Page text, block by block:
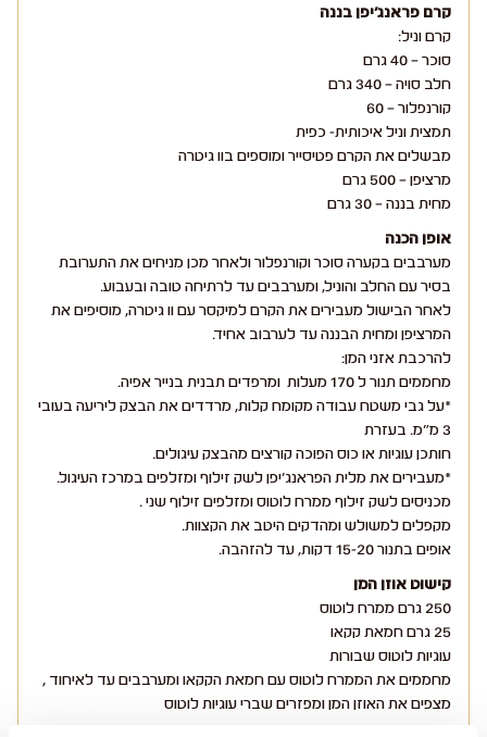
קרם פראנג'יפן בננה
קרם וניל:
סוכר – 40 גרם
חלב סויה – 340 גרם
קורנפלור – 60
תמצית וניל איכותית- כפית
מבשלים את הקרם פטיסייר ומוספים בוו גיטרה
מרציפן – 500 גרם
מחית בננה – 30 גרם
אופן הכנה
מערבבים בקערה סוכר וקורנפלור ולאחר מכן מניחים את התערובת
בסיר עם החלב והוניל, ומערבבים עד לרתיחה טובה ובעבוע.
לאחר הבישול מעבירים את הקרם למיקסר עם וו גיטרה, מוסיפים את
המרציפן ומחית הבננה עד לערבוב אחיד.
להרכבת אזני המן:
מחממים תנור ל 170 מעלות ומרפדים תבנית בנייר אפיה.
*על גבי משטח עבודה מקומח קלות, מרדדים את הבצק ליריעה בעובי
3 מ״מ. בעזרת
חותכן עוגיות או כוס הפוכה קורצים מהבצק עיגולים.
*מעבירים את מלית הפראנג'יפן לשק זילוף ומזלפים במרכז העיגול.
מכניסים לשק זילוף ממרח לוטוס ומזלפים זילוף שני .
מקפלים למשולש ומהדקים היטב את הקצוות.
אופים בתנור 15-20 דקות, עד להזהבה.
קישוט אוזן המן
250 גרם ממרח לוטוס
25 גרם חמאת קקאו
עוגיות לוטוס שבורות
מחממים את הממרח לוטוס עם חמאת הקקאו ומערבבים עד לאיחוד ,
מצפים את האוזן המן ומפזרים שברי עוגיות לוטוס